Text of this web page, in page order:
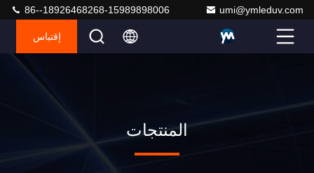
umi@ymleduv.com
86--18926468268-15989898006
إقتباس
المنتجات